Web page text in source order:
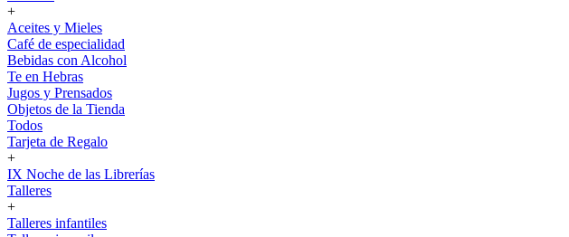
+
Aceites y Mieles
Café de especialidad
Bebidas con Alcohol
Te en Hebras
Jugos y Prensados
Objetos de la Tienda
Todos
Tarjeta de Regalo
+
IX Noche de las Librerías
Talleres
+
Talleres infantiles